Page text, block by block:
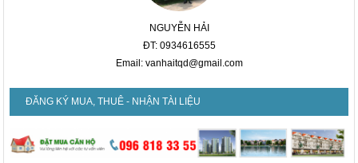
NGUYỄN HẢI
ĐT: 0934616555
Email: vanhaitqd@gmail.com
ĐĂNG KÝ MUA, THUÊ - NHẬN TÀI LIỆU